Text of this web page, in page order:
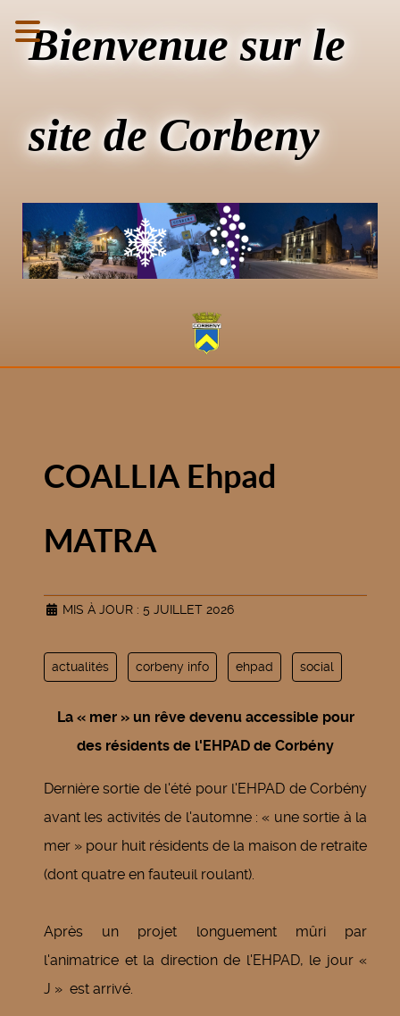
Bienvenue sur le
site de Corbeny
COALLIA Ehpad
MATRA
MIS À JOUR : 5 JUILLET 2026
actualités corbeny info ehpad social
La « mer » un rêve devenu accessible pour
des résidents de l'EHPAD de Corbény
Dernière sortie de l'été pour l'EHPAD de Corbény
avant les activités de l'automne : « une sortie à la
mer » pour huit résidents de la maison de retraite
(dont quatre en fauteuil roulant).
Après un projet longuement mûri par
l'animatrice et la direction de l'EHPAD, le jour «
J » est arrivé.